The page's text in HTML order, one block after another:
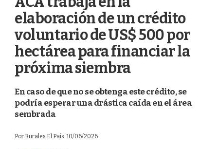
elaboración de un crédito
voluntario de US$ 500 por
hectárea para financiar la
próxima siembra
En caso de que no se obtenga este crédito, se
podría esperar una drástica caída en el área
sembrada
Por Rurales El País, 10/06/2026